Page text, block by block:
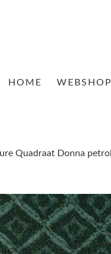
HOME WEBSHOP
Quadraat Donna petrol